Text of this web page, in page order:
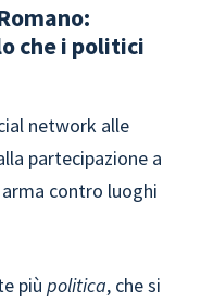
che i politici
network alle
partecipazione a
contro luoghi
più politica, che si